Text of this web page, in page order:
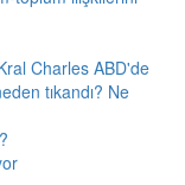
Charles ABD'de
tıkandı? Ne